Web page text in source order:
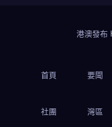
港澳發布
首頁 要聞
社團 灣區